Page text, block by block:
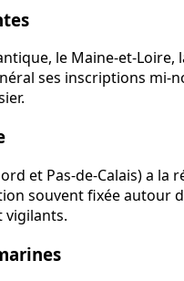
le Maine-et-Loire,
ses inscriptions mi-
et Pas-de-Calais) a
souvent fixée autour